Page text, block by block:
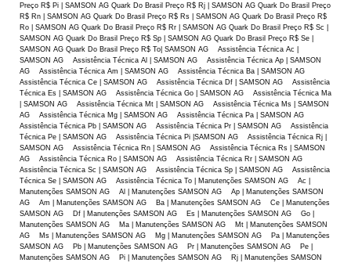
Preço R$ Pi | SAMSON AG Quark Do Brasil Preço R$ Rj | SAMSON AG Quark Do Brasil Preço
R$ Rn | SAMSON AG Quark Do Brasil Preço R$ Rs | SAMSON AG Quark Do Brasil Preço R$
Ro | SAMSON AG Quark Do Brasil Preço R$ Rr | SAMSON AG Quark Do Brasil Preço R$ Sc |
SAMSON AG Quark Do Brasil Preço R$ Sp | SAMSON AG Quark Do Brasil Preço R$ Se |
SAMSON AG Quark Do Brasil Preço R$ To| SAMSON AG Assistência Técnica Ac |
SAMSON AG Assistência Técnica Al | SAMSON AG Assistência Técnica Ap | SAMSON
AG Assistência Técnica Am | SAMSON AG Assistência Técnica Ba | SAMSON AG
Assistência Técnica Ce | SAMSON AG Assistência Técnica Df | SAMSON AG Assistência
Técnica Es | SAMSON AG Assistência Técnica Go | SAMSON AG Assistência Técnica Ma
| SAMSON AG Assistência Técnica Mt | SAMSON AG Assistência Técnica Ms | SAMSON
AG Assistência Técnica Mg | SAMSON AG Assistência Técnica Pa | SAMSON AG
Assistência Técnica Pb | SAMSON AG Assistência Técnica Pr | SAMSON AG Assistência
Técnica Pe | SAMSON AG Assistência Técnica Pi |SAMSON AG Assistência Técnica Rj |
SAMSON AG Assistência Técnica Rn | SAMSON AG Assistência Técnica Rs | SAMSON
AG Assistência Técnica Ro | SAMSON AG Assistência Técnica Rr | SAMSON AG
Assistência Técnica Sc | SAMSON AG Assistência Técnica Sp | SAMSON AG Assistência
Técnica Se | SAMSON AG Assistência Técnica To | Manutenções SAMSON AG Ac |
Manutenções SAMSON AG Al | Manutenções SAMSON AG Ap | Manutenções SAMSON
AG Am | Manutenções SAMSON AG Ba | Manutenções SAMSON AG Ce | Manutenções
SAMSON AG Df | Manutenções SAMSON AG Es | Manutenções SAMSON AG Go |
Manutenções SAMSON AG Ma | Manutenções SAMSON AG Mt | Manutenções SAMSON
AG Ms | Manutenções SAMSON AG Mg | Manutenções SAMSON AG Pa | Manutenções
SAMSON AG Pb | Manutenções SAMSON AG Pr | Manutenções SAMSON AG Pe |
Manutenções SAMSON AG Pi | Manutenções SAMSON AG Rj | Manutenções SAMSON